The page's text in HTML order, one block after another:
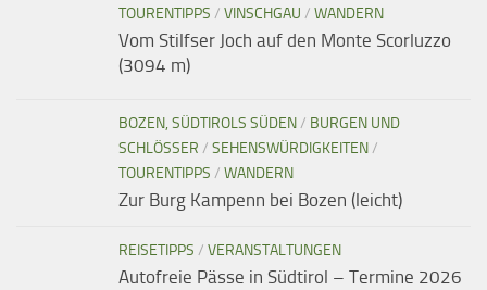
TOURENTIPPS / VINSCHGAU / WANDERN
Vom Stilfser Joch auf den Monte Scorluzzo
(3094 m)
BOZEN, SÜDTIROLS SÜDEN/ BURGEN UND
SCHLÖSSER / SEHENSWÜRDIGKEITEN/
TOURENTIPPS / WANDERN
Zur Burg Kampenn bei Bozen (leicht)
REISETIPPS / VERANSTALTUNGEN
Autofreie Pässe in Südtirol – Termine 2026